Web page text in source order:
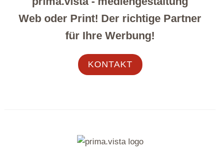
Web oder Print! Der richtige Partner
für Ihre Werbung!
KONTAKT